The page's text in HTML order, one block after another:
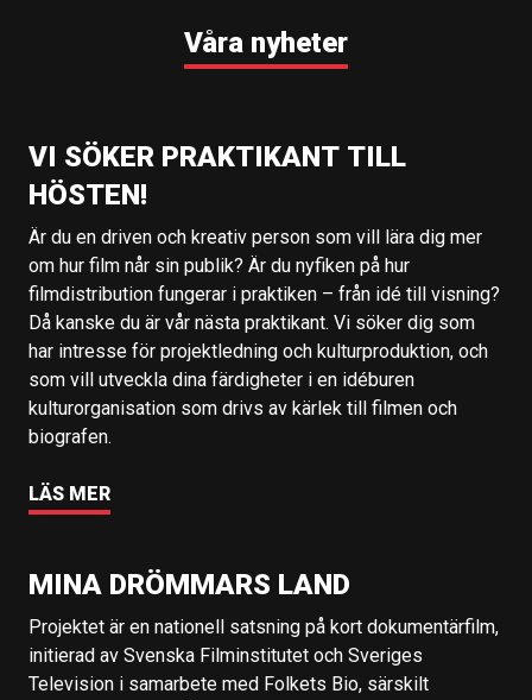
Våra nyheter
VI SÖKER PRAKTIKANT TILL
HÖSTEN!
Är du en driven och kreativ person som vill lära dig mer
om hur film når sin publik? Är du nyfiken på hur
filmdistribution fungerar i praktiken – från idé till visning?
Då kanske du är vår nästa praktikant. Vi söker dig som
har intresse för projektledning och kulturproduktion, och
som vill utveckla dina färdigheter i en idéburen
kulturorganisation som drivs av kärlek till filmen och
biografen.
LÄS MER
MINA DRÖMMARS LAND
Projektet är en nationell satsning på kort dokumentärfilm,
initierad av Svenska Filminstitutet och Sveriges
Television i samarbete med Folkets Bio, särskilt